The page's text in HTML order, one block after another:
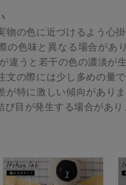
の色に近づけるよう心
の色味と異なる場合が
違うと若干の色の濃淡
文の際には少し多めの量
が特に激しい傾向があり
目が発生する場合があり